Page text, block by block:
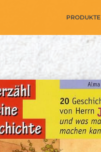
PRODUKTE